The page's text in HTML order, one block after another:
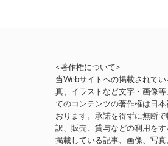
<著作権について>
当Webサイトへの掲載されて
真、イラストなど文字・画像
てのコンテンツの著作権は日
おります。承諾を得ずに無断
訳、販売、貸与などの利用を
掲載している記事、画像、写